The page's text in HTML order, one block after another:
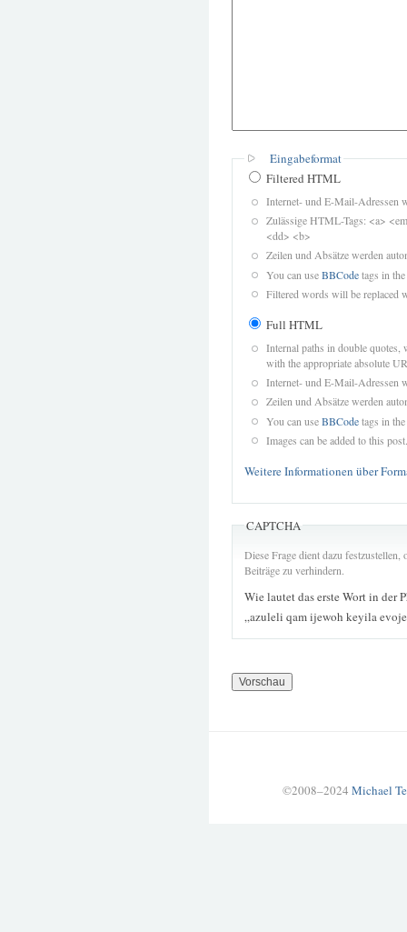
Eingabeformat
Filtered HTML
Internet- und E-Mail-Adressen
Zulässige HTML-Tags: <a>
<dd> <b>
Zeilen und Absätze werden
You can useBBCodetags in
Filtered words will be replaced
Full HTML
Internal paths in double quotes,
with the appropriate absolute
Internet- und E-Mail-Adressen
Zeilen und Absätze werden
You can useBBCodetags in
Images can be added to this post.
Weitere Informationen über
CAPTCHA
Diese Frage dient dazu
Beiträge zu verhindern.
Wie lautet das erste Wort in der
„azuleli qam ijewoh keyila
©2008–2024 Michael